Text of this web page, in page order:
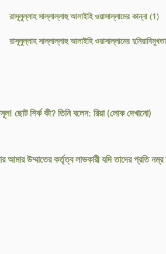
রাসূলুল্লাহ সাল্লাল্লাহু আলাইহি ওয়াসাল্লামের কান্না (1)
রাসূলুল্লাহ সাল্লাল্লাহু আলাইহি ওয়াসাল্লামের
ছোট শির্ক কী? তিনি বলেন: রিয়া (লোক দেখানো)
উম্মাতের কর্তৃত্ব লাভকারী যদি তাদের প্রতি